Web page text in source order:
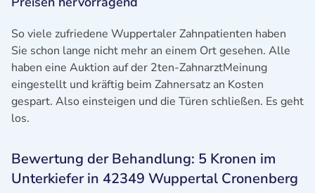
So viele zufriedene Wuppertaler Zahnpatienten haben
Sie schon lange nicht mehr an einem Ort gesehen. Alle
haben eine Auktion auf der 2ten-ZahnarztMeinung
eingestellt und kräftig beim Zahnersatz an Kosten
gespart. Also einsteigen und die Türen schließen. Es geht
los.
Bewertung der Behandlung: 5 Kronen im
Unterkiefer in 42349 Wuppertal Cronenberg